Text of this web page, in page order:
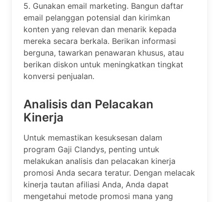
5. Gunakan email marketing. Bangun daftar
email pelanggan potensial dan kirimkan
konten yang relevan dan menarik kepada
mereka secara berkala. Berikan informasi
berguna, tawarkan penawaran khusus, atau
berikan diskon untuk meningkatkan tingkat
konversi penjualan.
Analisis dan Pelacakan
Kinerja
Untuk memastikan kesuksesan dalam
program Gaji Clandys, penting untuk
melakukan analisis dan pelacakan kinerja
promosi Anda secara teratur. Dengan melacak
kinerja tautan afiliasi Anda, Anda dapat
mengetahui metode promosi mana yang